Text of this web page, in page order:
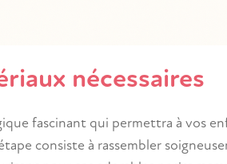
nécessaires
fascinant qui permettra à vos
consiste à rassembler